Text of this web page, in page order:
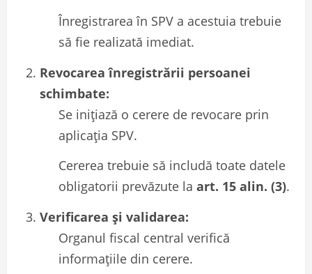
Înregistrarea în SPV a acestuia trebuie
să fie realizată imediat.
Revocarea înregistrării persoanei
schimbate:
Se inițiază o cerere de revocare prin
aplicația SPV.
Cererea trebuie să includă toate datele
obligatorii prevăzute la art. 15 alin. (3).
Verificarea și validarea:
Organul fiscal central verifică
informațiile din cerere.